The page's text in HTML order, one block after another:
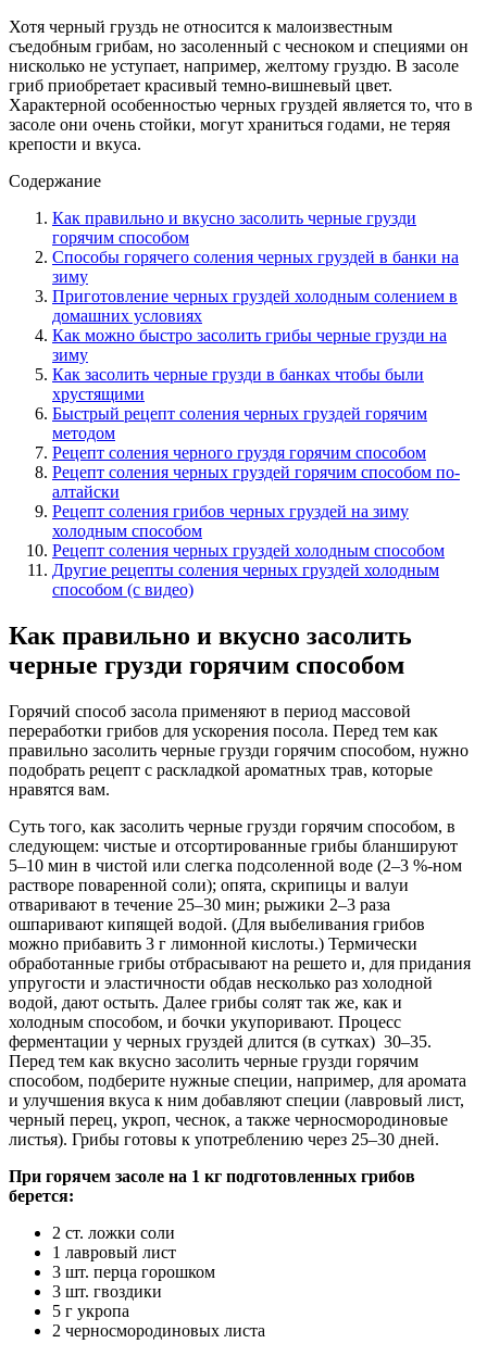
Хотя черный груздь не относится к малоизвестным
съедобным грибам, но засоленный с чесноком и специями он
нисколько не уступает, например, желтому груздю. В засоле
гриб приобретает красивый темно-вишневый цвет.
Характерной особенностью черных груздей является то, что в
засоле они очень стойки, могут храниться годами, не теряя
крепости и вкуса.
Содержание
Как правильно и вкусно засолить черные грузди
горячим способом
Способы горячего соления черных груздей в банки на
зиму
Приготовление черных груздей холодным солением в
домашних условиях
Как можно быстро засолить грибы черные грузди на
зиму
Как засолить черные грузди в банках чтобы были
хрустящими
Быстрый рецепт соления черных груздей горячим
методом
Рецепт соления черного груздя горячим способом
Рецепт соления черных груздей горячим способом по-
алтайски
Рецепт соления грибов черных груздей на зиму
холодным способом
Рецепт соления черных груздей холодным способом
Другие рецепты соления черных груздей холодным
способом (с видео)
Как правильно и вкусно засолить
черные грузди горячим способом
Горячий способ засола применяют в период массовой
переработки грибов для ускорения посола. Перед тем как
правильно засолить черные грузди горячим способом, нужно
подобрать рецепт с раскладкой ароматных трав, которые
нравятся вам.
Суть того, как засолить черные грузди горячим способом, в
следующем: чистые и отсортированные грибы бланшируют
5–10 мин в чистой или слегка подсоленной воде (2–3 %-ном
растворе поваренной соли); опята, скрипицы и валуи
отваривают в течение 25–30 мин; рыжики 2–3 раза
ошпаривают кипящей водой. (Для выбеливания грибов
можно прибавить 3 г лимонной кислоты.) Термически
обработанные грибы отбрасывают на решето и, для придания
упругости и эластичности обдав несколько раз холодной
водой, дают остыть. Далее грибы солят так же, как и
холодным способом, и бочки укупоривают. Процесс
ферментации у черных груздей длится (в сутках) 30–35.
Перед тем как вкусно засолить черные грузди горячим
способом, подберите нужные специи, например, для аромата
и улучшения вкуса к ним добавляют специи (лавровый лист,
черный перец, укроп, чеснок, а также черносмородиновые
листья). Грибы готовы к употреблению через 25–30 дней.
При горячем засоле на 1 кг подготовленных грибов
берется:
2 ст. ложки соли
1 лавровый лист
3 шт. перца горошком
3 шт. гвоздики
5 г укропа
2 черносмородиновых листа